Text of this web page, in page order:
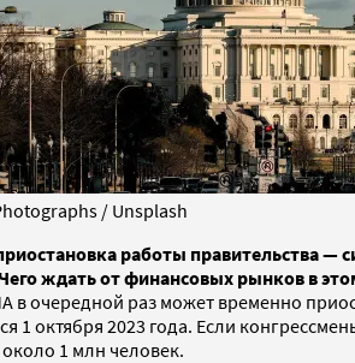
/ Unsplash
работы правительства —
ждать от финансовых рынков в
в очередной раз может временно
1 октября 2023 года. Если
около 1 млн человек.